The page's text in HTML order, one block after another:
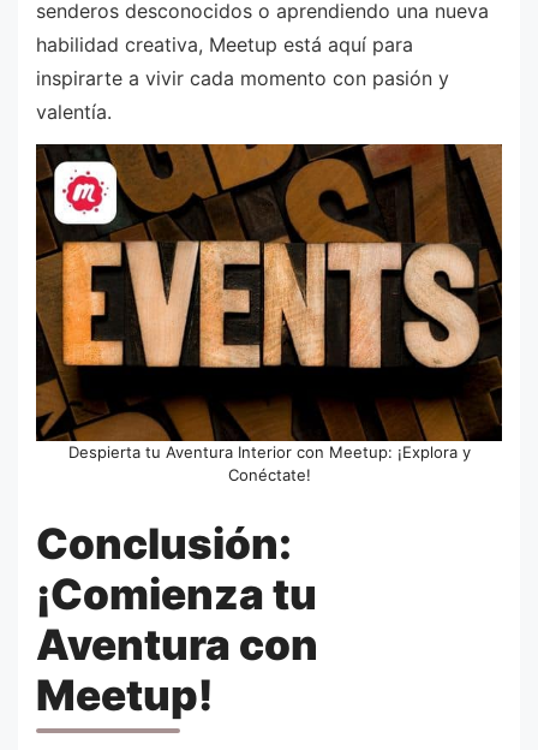
senderos desconocidos o aprendiendo una nueva
habilidad creativa, Meetup está aquí para
inspirarte a vivir cada momento con pasión y
valentía.
Despierta tu Aventura Interior con Meetup: ¡Explora y
Conéctate!
Conclusión:
¡Comienza tu
Aventura con
Meetup!